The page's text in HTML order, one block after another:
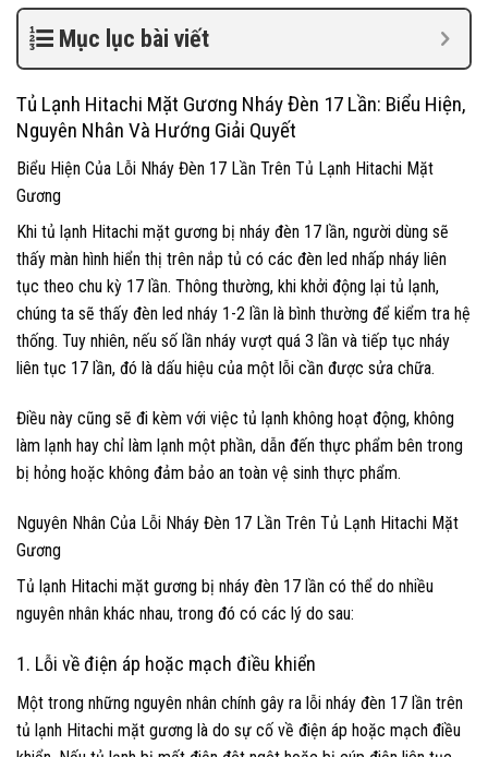
Mục lục bài viết
Tủ Lạnh Hitachi Mặt Gương Nháy Đèn 17 Lần: Biểu Hiện,
Nguyên Nhân Và Hướng Giải Quyết
Biểu Hiện Của Lỗi Nháy Đèn 17 Lần Trên Tủ Lạnh Hitachi Mặt
Gương
Khi tủ lạnh Hitachi mặt gương bị nháy đèn 17 lần, người dùng sẽ
thấy màn hình hiển thị trên nắp tủ có các đèn led nhấp nháy liên
tục theo chu kỳ 17 lần. Thông thường, khi khởi động lại tủ lạnh,
chúng ta sẽ thấy đèn led nháy 1-2 lần là bình thường để kiểm tra hệ
thống. Tuy nhiên, nếu số lần nháy vượt quá 3 lần và tiếp tục nháy
liên tục 17 lần, đó là dấu hiệu của một lỗi cần được sửa chữa.
Điều này cũng sẽ đi kèm với việc tủ lạnh không hoạt động, không
làm lạnh hay chỉ làm lạnh một phần, dẫn đến thực phẩm bên trong
bị hỏng hoặc không đảm bảo an toàn vệ sinh thực phẩm.
Nguyên Nhân Của Lỗi Nháy Đèn 17 Lần Trên Tủ Lạnh Hitachi Mặt
Gương
Tủ lạnh Hitachi mặt gương bị nháy đèn 17 lần có thể do nhiều
nguyên nhân khác nhau, trong đó có các lý do sau:
1. Lỗi về điện áp hoặc mạch điều khiển
Một trong những nguyên nhân chính gây ra lỗi nháy đèn 17 lần trên
tủ lạnh Hitachi mặt gương là do sự cố về điện áp hoặc mạch điều